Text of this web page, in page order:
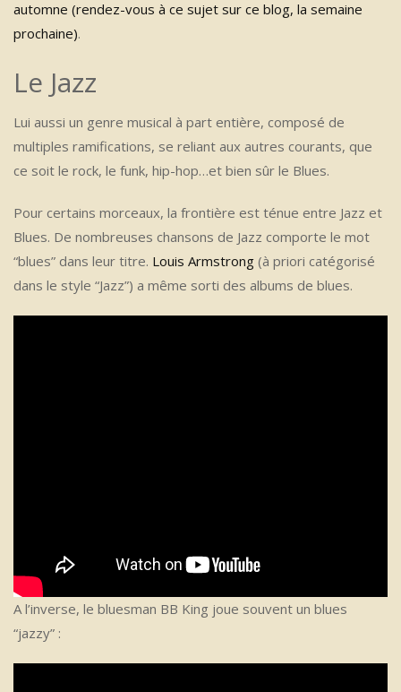
automne (rendez-vous à ce sujet sur ce blog, la semaine
prochaine).
Le Jazz
Lui aussi un genre musical à part entière, composé de
multiples ramifications, se reliant aux autres courants, que
ce soit le rock, le funk, hip-hop…et bien sûr le Blues.
Pour certains morceaux, la frontière est ténue entre Jazz et
Blues. De nombreuses chansons de Jazz comporte le mot
“blues” dans leur titre. Louis Armstrong (à priori catégorisé
dans le style “Jazz”) a même sorti des albums de blues.
A l’inverse, le bluesman BB King joue souvent un blues
“jazzy” :